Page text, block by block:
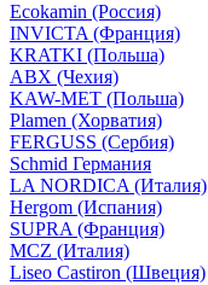
Ecokamin (Россия)
INVICTA (Франция)
KRATKI (Польша)
ABX (Чехия)
KAW-MET (Польша)
Plamen (Хорватия)
FERGUSS (Сербия)
Schmid Германия
LA NORDICA (Италия)
Hergom (Испания)
SUPRA (Франция)
MCZ (Италия)
Liseo Castiron (Швеция)